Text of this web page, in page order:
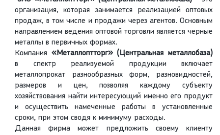
организация, которая занимается реализацией оптовых
продаж, в том числе и продажи через агентов. Основным
направлением ведения оптовой торговли является черные
металлы в первичных формах.
Компания «Металлоптторг» (Центральная металлобаза)
в спектр реализуемой продукции включает
металлопрокат разнообразных форм, разновидностей,
размеров и цен, позволяя каждому субъекту
хозяйствования найти интересующий именно его продукт
и осуществить намеченные работы в установленные
сроки, при этом сводя к минимуму расходы.
Данная фирма может предложить своему клиенту